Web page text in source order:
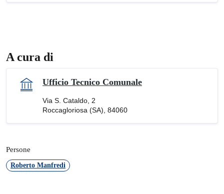
A cura di
Ufficio Tecnico Comunale
Via S. Cataldo, 2
Roccagloriosa (SA), 84060
Persone
Roberto Manfredi